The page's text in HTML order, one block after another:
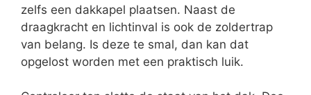
zelfs een dakkapel plaatsen. Naast de
draagkracht en lichtinval is ook de zoldertrap
van belang. Is deze te smal, dan kan dat
opgelost worden met een praktisch luik.